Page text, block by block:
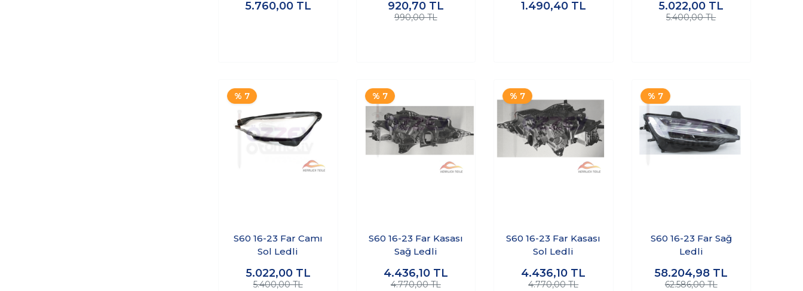
MEKANİZMA
5.760,00 TL
Sensörü Sağa ve
Sola Uyumlu
920,70 TL
990,00 TL
1.490,40 TL 5.022,00 TL
5.400,00 TL
% 7
S60 16-23 Far Camı
Sol Ledli
5.022,00 TL
5.400,00 TL
% 7
S60 16-23 Far Kasası
Sağ Ledli
4.436,10 TL
4.770,00 TL
% 7
S60 16-23 Far Kasası
Sol Ledli
4.436,10 TL
4.770,00 TL
% 7
S60 16-23 Far Sağ
Ledli
58.204,98 TL
62.586,00 TL